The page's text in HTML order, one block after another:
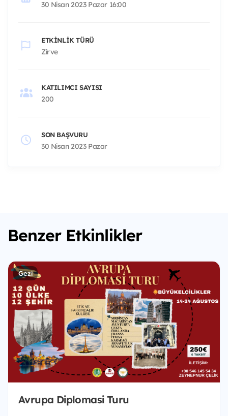
30 Nisan 2023 Pazar 16:00
ETKINLIK TÜRÜ
Zirve
KATILIMCI SAYISI
200
SON BAŞVURU
30 Nisan 2023 Pazar
Benzer Etkinlikler
Gezi
Avrupa Diplomasi Turu